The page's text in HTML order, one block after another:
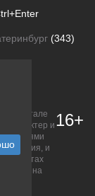
(343)
портале
характер и
и
на сайтах
право на
16+